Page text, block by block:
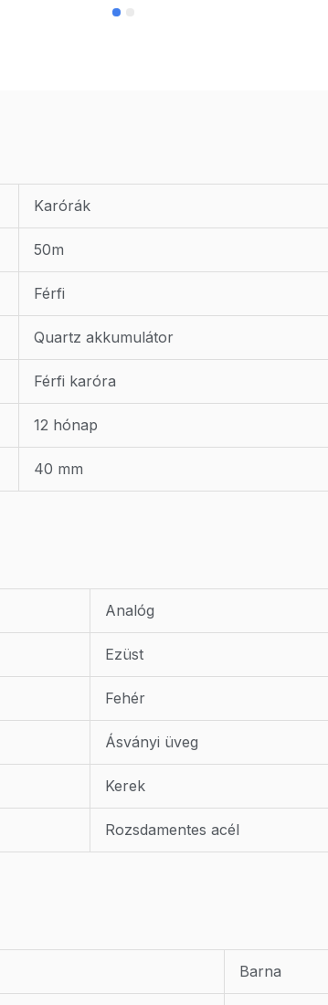
Karórák
50m
Férfi
Quartz akkumulátor
Férfi karóra
12 hónap
40 mm
Analóg
Ezüst
Fehér
Ásványi üveg
Kerek
Rozsdamentes acél
Barna